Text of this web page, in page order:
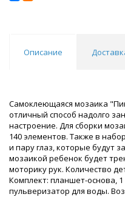
Описание
Самоклеющаяся мозаика
отличный способ надолго
настроение. Для сборки
140 элементов. Также в
и пару глаз, которые будут
мозаикой ребенок будет
моторику рук. Количество
Комплект: планшет-основа, 1
пульверизатор для воды.